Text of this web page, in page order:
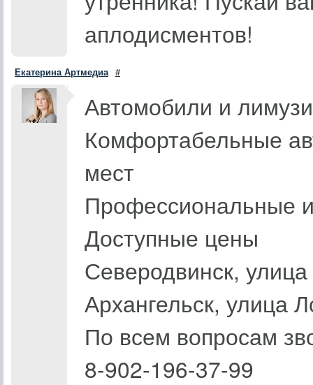
аплодисментов!
Екатерина Артмедиа #
Автомобили и
Комфортабельные
мест
Профессиональные
Доступные цены
Северодвинск,
Архангельск, улица
По всем вопросам
8-902-196-37-99